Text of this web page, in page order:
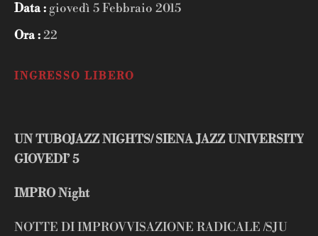
Data :giovedì 5 Febbraio 2015
Ora :22
INGRESSO LIBERO
UN TUBOJAZZ NIGHTS/ SIENA JAZZ UNIVERSITY
GIOVEDI’ 5
IMPRO Night
NOTTE DI IMPROVVISAZIONE RADICALE /SJU